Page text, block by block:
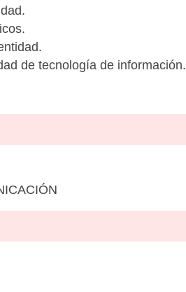
de tecnología de información.